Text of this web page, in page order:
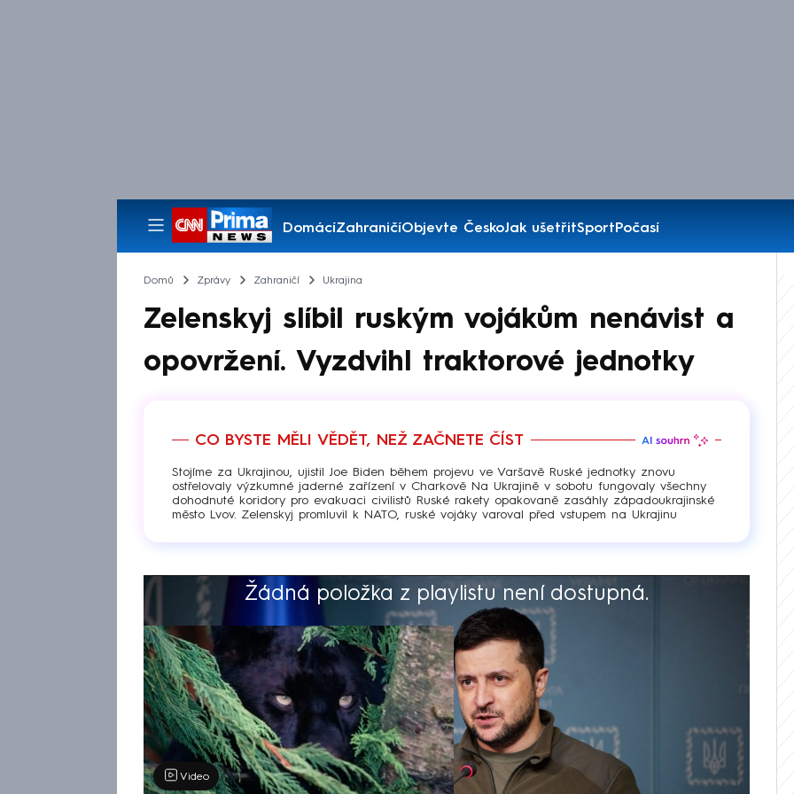
DomácíZahraničíObjevte ČeskoJak ušetřitSportPočasí
Pořady
Domů Zprávy Zahraničí Ukrajina
Zelenskyj slíbil ruským vojákům nenávist a
opovržení. Vyzdvihl traktorové jednotky
CO BYSTE MĚLI VĚDĚT, NEŽ ZAČNETE ČÍST
Stojíme za Ukrajinou, ujistil Joe Biden během projevu ve Varšavě Ruské jednotky znovu
ostřelovaly výzkumné jaderné zařízení v Charkově Na Ukrajině v sobotu fungovaly všechny
dohodnuté koridory pro evakuaci civilistů Ruské rakety opakovaně zasáhly západoukrajinské
město Lvov. Zelenskyj promluvil k NATO, ruské vojáky varoval před vstupem na Ukrajinu
Žádná položka z playlistu není dostupná.
Výběr redakce
Video